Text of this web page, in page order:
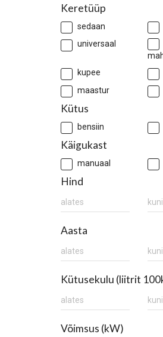
Keretüüp
sedaan
universaal
kupee
maastur
Kütus
bensiin
Käigukast
manuaal
Hind
Aasta
Kütusekulu (liitrit
Võimsus (kW)